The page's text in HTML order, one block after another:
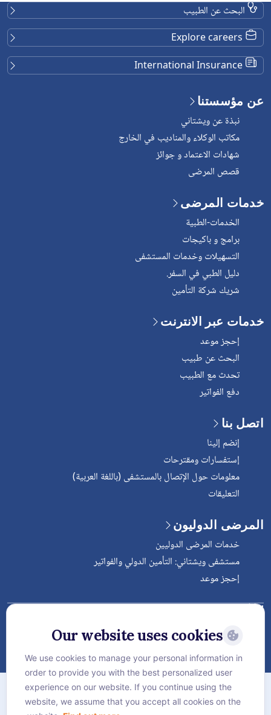
البحث عن الطبيب
عن مؤسستنا
نبذة عن ويشتاني
مكاتب الوكلاء والمناديب في الخارج
شهادات الاعتماد و جوائز
قصص المرضى
خدمات المرضى
الخدمات-الطبية
برامج و باكيجات
التسهيلات وخدمات المستشفى
دليل الطبي في السفر.
شريك شركة التأمين
خدمات عبر الانترنت
إحجز موعد
البحث عن طبيب
تحدث مع الطبيب
دفع الفواتير
اتصل بنا
إنضم إلينا
إستفسارات ومقترحات
معلومات حول الإتصال بالمستشفى (باللغة العربية)
التعليقات
المرضى الدوليون
خدمات المرضى الدوليين
مستشفى ويشتاني: التأمين الدولي والفواتير
إحجز موعد
Follow Vejthani International
Hospital
الخريطة
سياسة الخصوصية
Our website uses cookies
We use cookies to manage your personal information in
order to provide you with the best personalized user
experience on our website. If you continue using the
website, we assume that you accept all cookies on the